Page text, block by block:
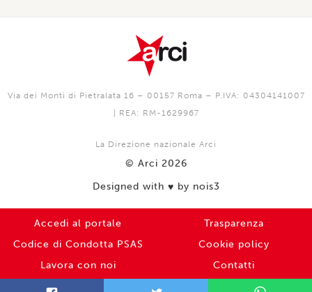
Via dei Monti di Pietralata 16 – 00157 Roma – P.IVA: 04304141007
| REA: RM-1629967
La Direzione nazionale Arci
© Arci 2026
Designed with ♥️ by nois3
Accedi al portale
Trasparenza
Codice di Condotta PSAS
Cookie policy
Lavora con noi
Contatti